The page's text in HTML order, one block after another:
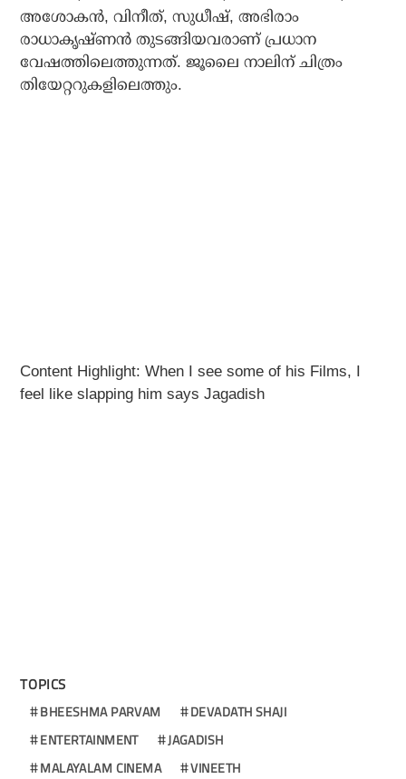
അശോകൻ, വിനീത്, സുധീഷ്, അഭിരാം
രാധാകൃഷ്ണൻ തുടങ്ങിയവരാണ് പ്രധാന
വേഷത്തിലെത്തുന്നത്. ജൂലൈ നാലിന് ചിത്രം
തിയേറ്ററുകളിലെത്തും.
Content Highlight: When I see some of his Films, I
feel like slapping him says Jagadish
TOPICS
BHEESHMA PARVAM
DEVADATH SHAJI
ENTERTAINMENT
JAGADISH
MALAYALAM CINEMA
VINEETH